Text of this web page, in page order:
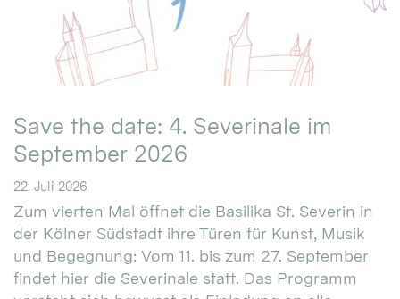
Save the date: 4. Severinale im
September 2026
22. Juli 2026
Zum vierten Mal öffnet die Basilika St. Severin in
der Kölner Südstadt ihre Türen für Kunst, Musik
und Begegnung: Vom 11. bis zum 27. September
findet hier die Severinale statt. Das Programm